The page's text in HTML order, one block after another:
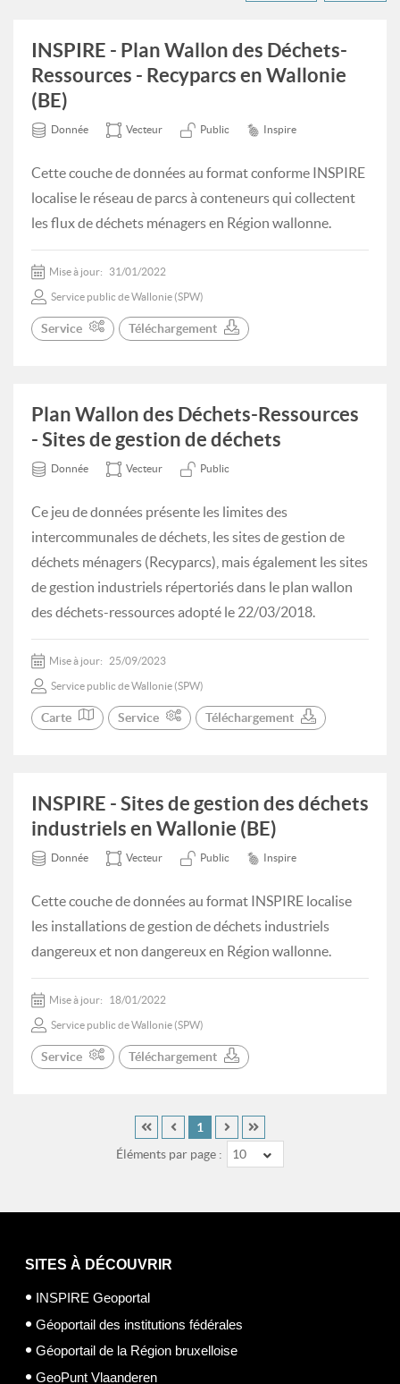
INSPIRE - Plan Wallon des Déchets-
Ressources - Recyparcs en Wallonie
(BE)
Donnée Vecteur Public Inspire
Cette couche de données au format conforme INSPIRE
localise le réseau de parcs à conteneurs qui collectent
les flux de déchets ménagers en Région wallonne.
Mise à jour: 31/01/2022
Service public de Wallonie (SPW)
Service Téléchargement
Plan Wallon des Déchets-Ressources
- Sites de gestion de déchets
Donnée Vecteur Public
Ce jeu de données présente les limites des
intercommunales de déchets, les sites de gestion de
déchets ménagers (Recyparcs), mais également les sites
de gestion industriels répertoriés dans le plan wallon
des déchets-ressources adopté le 22/03/2018.
Mise à jour: 25/09/2023
Service public de Wallonie (SPW)
Carte Service Téléchargement
INSPIRE - Sites de gestion des déchets
industriels en Wallonie (BE)
Donnée Vecteur Public Inspire
Cette couche de données au format INSPIRE localise
les installations de gestion de déchets industriels
dangereux et non dangereux en Région wallonne.
Mise à jour: 18/01/2022
Service public de Wallonie (SPW)
Service Téléchargement
Éléments par page : 10
1
SITES À DÉCOUVRIR
INSPIRE Geoportal
Géoportail des institutions fédérales
Géoportail de la Région bruxelloise
GeoPunt Vlaanderen